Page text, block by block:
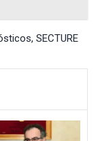
, SECTURE